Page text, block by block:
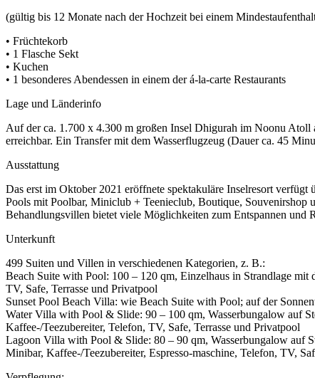
(gültig bis 12 Monate nach der Hochzeit bei einem
• Früchtekorb
• 1 Flasche Sekt
• Kuchen
• 1 besonderes Abendessen in einem der á-la-carte Restaurants
Lage und Länderinfo
Auf der ca. 1.700 x 4.300 m großen Insel Dhigurah im Noonu
erreichbar. Ein Transfer mit dem Wasserflugzeug (Dauer ca. 45
Ausstattung
Das erst im Oktober 2021 eröffnete spektakuläre Inselresort
Pools mit Poolbar, Miniclub + Teenieclub, Boutique, Souvenirshop
Behandlungsvillen bietet viele Möglichkeiten zum Entspannen und
Unterkunft
499 Suiten und Villen in verschiedenen Kategorien, z. B.:
Beach Suite with Pool: 100 – 120 qm, Einzelhaus in Strandlage
TV, Safe, Terrasse und Privatpool
Sunset Pool Beach Villa: wie Beach Suite with Pool; auf der
Water Villa with Pool & Slide: 90 – 100 qm, Wasserbungalow auf
Kaffee-/Teezubereiter, Telefon, TV, Safe, Terrasse und Privatpool
Lagoon Villa with Pool & Slide: 80 – 90 qm, Wasserbungalow auf
Minibar, Kaffee-/Teezubereiter, Espresso-maschine, Telefon, TV,